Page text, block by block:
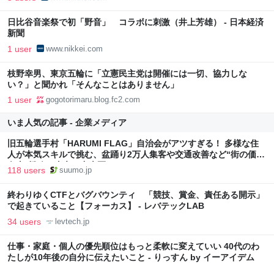
日比谷音楽祭で初「野音」 コラボに刺激（井上芳雄） - 日本経済
新聞
1 user www.nikkei.com
枝野幸男、東京五輪に「立憲民主党は開催には一切、協力しな
い？」と聞かれ「そんなことはありません」
1 user gogotorimaru.blog.fc2.com
いま人気の記事 - 企業メディア
旧五輪選手村「HARUMI FLAG」自治会がアツすぎる！ 多様な住
人が本気スキルで挑む、盆踊り2万人集客や交通改善など“街の価値
向上”戦略 東京・中央区
118 users suumo.jp
終わりゆくCTFとバグバウンティ 「競技、賞金、責任ある開示」
で起きていること【フォーカス】 - レバテックLAB
34 users levtech.jp
仕事・家庭・個人の優先順位はもっと柔軟に変えていい 40代のわ
たしが10年後の自分に伝えたいこと - りっすん by イーアイデム